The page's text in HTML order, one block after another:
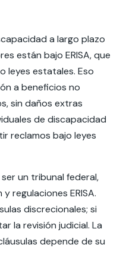
a largo plazo
están bajo ERISA, que
leyes estatales. Eso
a beneficios no
sin daños extras
de discapacidad
reclamos bajo leyes
ser un tribunal federal,
regulaciones ERISA.
discrecionales; si
la revisión judicial. La
depende de su